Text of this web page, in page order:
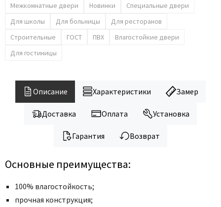
Межкомнатные двери Новинки
Специальные двери
Для школы
Для больницы
Для ресторанов
Строительные
ГОСТ ПВХ
Влагостойкие двери
Для гостиницы
Описание Характеристики Замер
Доставка Оплата Установка
Гарантия Возврат
Основные преимущества:
100% влагостойкость;
прочная конструкция;